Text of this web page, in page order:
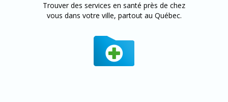
Trouver des services en santé près de chez
vous dans votre ville, partout au Québec.